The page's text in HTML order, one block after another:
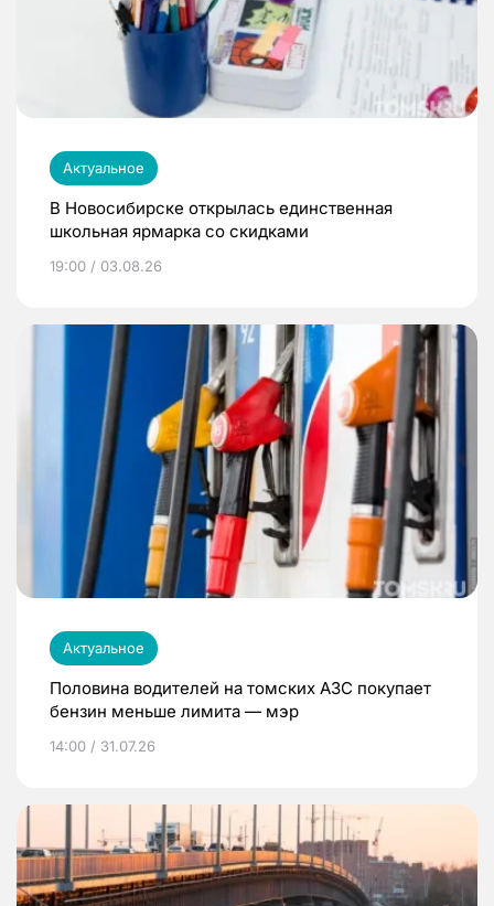
Актуальное
В Новосибирске открылась единственная
школьная ярмарка со скидками
19:00 / 03.08.26
Актуальное
Половина водителей на томских АЗС покупает
бензин меньше лимита — мэр
14:00 / 31.07.26